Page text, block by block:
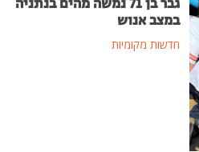
במצב אנוש
חדשות מקומיות